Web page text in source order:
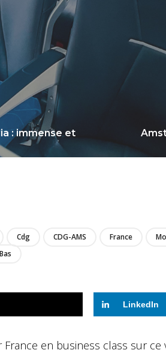
: immense et
Cdg CDG-AMS France
LinkedIn
en business class sur